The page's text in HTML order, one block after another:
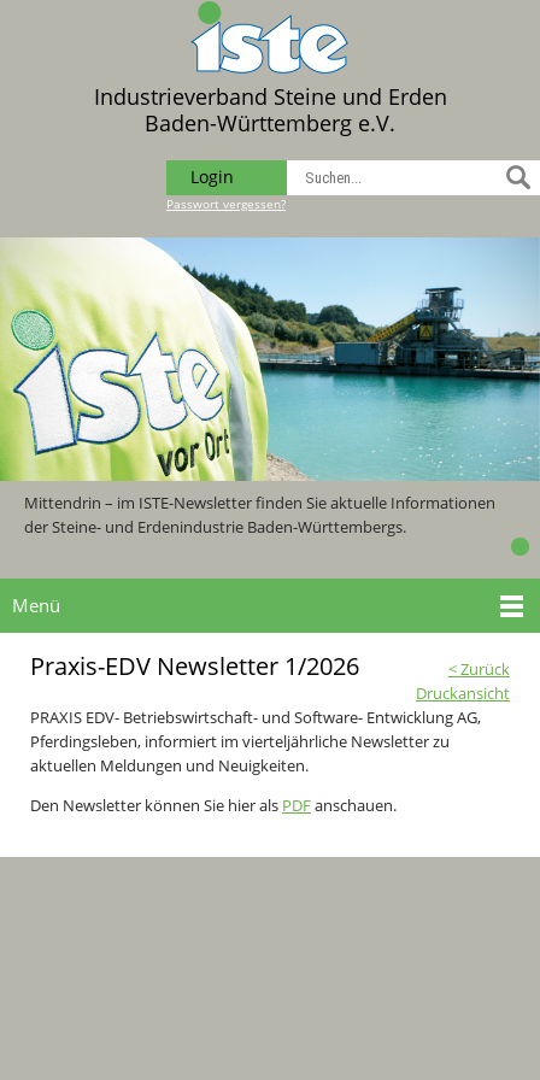
Industrieverband Steine und Erden
Baden-Württemberg e.V.
Login
Passwort vergessen?
Mittendrin – im ISTE-Newsletter finden Sie aktuelle Informationen
der Steine- und Erdenindustrie Baden-Württembergs.
Menü
< Zurück
Druckansicht
Praxis-EDV Newsletter 1/2026
PRAXIS EDV- Betriebswirtschaft- und Software- Entwicklung AG,
Pferdingsleben, informiert im vierteljährliche Newsletter zu
aktuellen Meldungen und Neuigkeiten.
Den Newsletter können Sie hier als PDFanschauen.